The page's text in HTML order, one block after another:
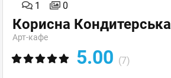
1 0
Корисна Кондитерська
Арт-кафе
5.00 (7)